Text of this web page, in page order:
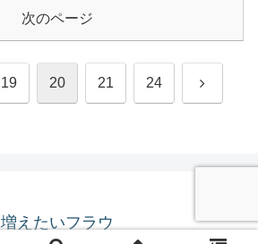
次のページ
19 20 21 24 次
増えたいフラウ